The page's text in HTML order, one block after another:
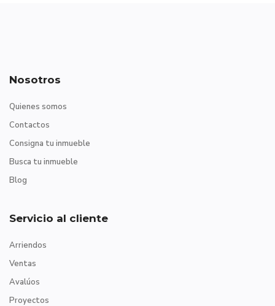
Nosotros
Quienes somos
Contactos
Consigna tu inmueble
Busca tu inmueble
Blog
Servicio al cliente
Arriendos
Ventas
Avalúos
Proyectos